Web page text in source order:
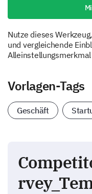
Nutze dieses
und vergleichende
Vorlagen-Tags
Geschäft